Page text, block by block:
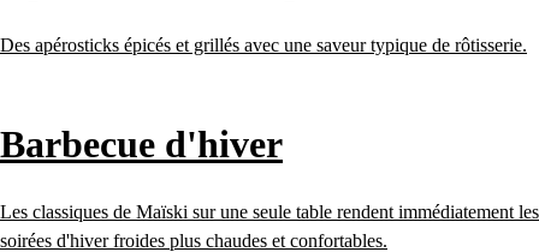
Des apérosticks épicés et grillés avec une saveur typique de rôtisserie.
Barbecue d'hiver
Les classiques de Maïski sur une seule table rendent immédiatement les
soirées d'hiver froides plus chaudes et confortables.